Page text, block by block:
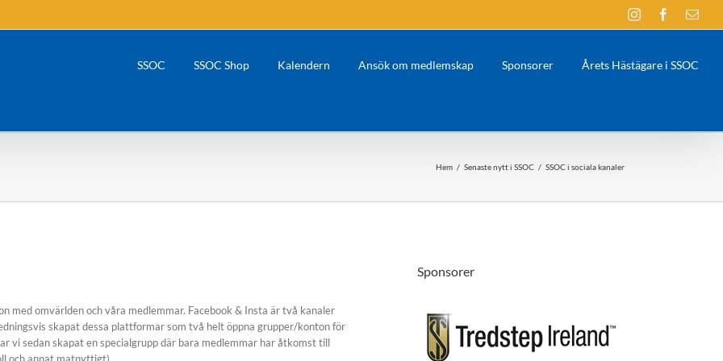
InstagramFacebook
E-
post
SSOC SSOC Shop Kalendern Ansök om medlemskap Sponsorer Årets Hästägare i SSOC
Hem / Senaste nytt i SSOC / SSOC i sociala kanaler
omvärlden och våra medlemmar. Facebook & Insta är två kanaler
skapat dessa plattformar som två helt öppna grupper/konton för
vi sedan skapat en specialgrupp där bara medlemmar har åtkomst till
Sponsorer